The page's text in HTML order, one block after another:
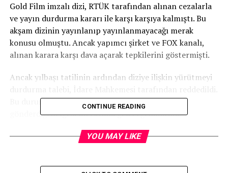
Gold Film imzalı dizi, RTÜK tarafından alınan cezalarla
ve yayın durdurma kararı ile karşı karşıya kalmıştı. Bu
akşam dizinin yayınlanıp yayınlanmayacağı merak
konusu olmuştu. Ancak yapımcı şirket ve FOX kanalı,
alınan karara karşı dava açarak tepkilerini göstermişti.
Ancak yılbaşı tatilinin ardından diziye ilişkin yürütmeyi
Bu durumda, dizinin yayın sürecinde RTÜK’ün
gönderdiği belgeselin ekrana geleceği bildirildi.
Yapımcı Faruk Turgut, konuya dair açıklamalarda
CONTINUE READING
YOU MAY LIKE